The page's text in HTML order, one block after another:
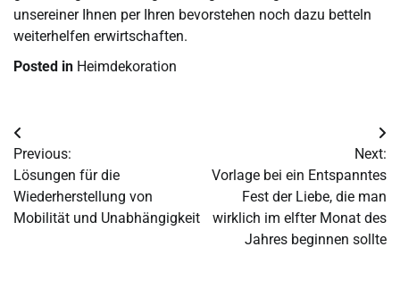
unsereiner Ihnen per Ihren bevorstehen noch dazu betteln
weiterhelfen erwirtschaften.
Posted in Heimdekoration
Post
navigation
Previous:
Lösungen für die
Wiederherstellung von
Mobilität und Unabhängigkeit
Next:
Vorlage bei ein Entspanntes
Fest der Liebe, die man
wirklich im elfter Monat des
Jahres beginnen sollte